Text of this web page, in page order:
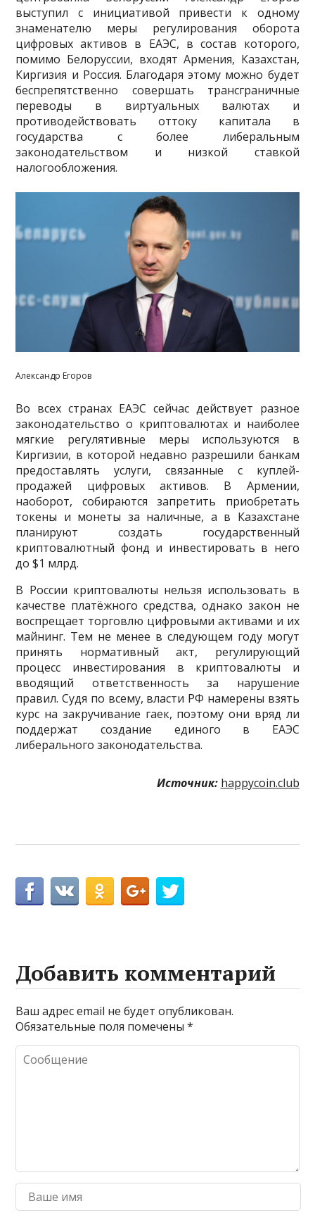
выступил с инициативой привести к одному
знаменателю меры регулирования оборота
цифровых активов в ЕАЭС, в состав которого,
помимо Белоруссии, входят Армения, Казахстан,
Киргизия и Россия. Благодаря этому можно будет
беспрепятственно совершать трансграничные
переводы в виртуальных валютах и
противодействовать оттоку капитала в
государства с более либеральным
законодательством и низкой ставкой
налогообложения.
Александр Егоров
Во всех странах ЕАЭС сейчас действует разное
законодательство о криптовалютах и наиболее
мягкие регулятивные меры используются в
Киргизии, в которой недавно разрешили банкам
предоставлять услуги, связанные с куплей-
продажей цифровых активов. В Армении,
наоборот, собираются запретить приобретать
токены и монеты за наличные, а в Казахстане
планируют создать государственный
криптовалютный фонд и инвестировать в него
до $1 млрд.
В России криптовалюты нельзя использовать в
качестве платёжного средства, однако закон не
воспрещает торговлю цифровыми активами и их
майнинг. Тем не менее в следующем году могут
принять нормативный акт, регулирующий
процесс инвестирования в криптовалюты и
вводящий ответственность за нарушение
правил. Судя по всему, власти РФ намерены взять
курс на закручивание гаек, поэтому они вряд ли
поддержат создание единого в ЕАЭС
либерального законодательства.
Источник: happycoin.club
Добавить комментарий
Ваш адрес email не будет опубликован.
Обязательные поля помечены*